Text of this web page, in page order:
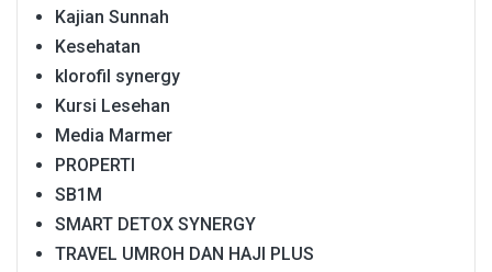
Kajian Sunnah
Kesehatan
klorofil synergy
Kursi Lesehan
Media Marmer
PROPERTI
SB1M
SMART DETOX SYNERGY
TRAVEL UMROH DAN HAJI PLUS